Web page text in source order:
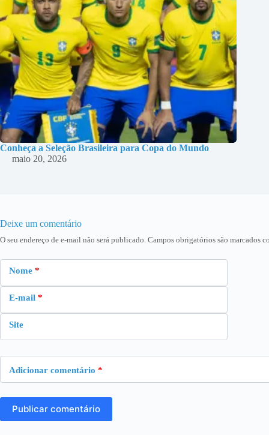
Conheça a Seleção Brasileira para Copa do Mundo
maio 20, 2026
Deixe um comentário
O seu endereço de e-mail não será publicado. Campos obrigatórios são marcados
Nome *
E-mail *
Site
Adicionar comentário *
Publicar comentário